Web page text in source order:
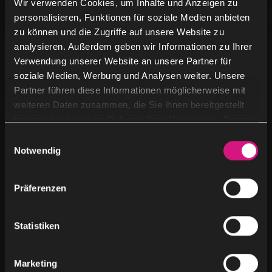
Wir verwenden Cookies, um Inhalte und Anzeigen zu
personalisieren, Funktionen für soziale Medien anbieten
zu können und die Zugriffe auf unsere Website zu
analysieren. Außerdem geben wir Informationen zu Ihrer
Verwendung unserer Website an unsere Partner für
soziale Medien, Werbung und Analysen weiter. Unsere
Partner führen diese Informationen möglicherweise mit
weiteren Daten zusammen, die Sie ihnen bereitgestellt
Notwendig
Präferenzen
Statistiken
Marketing
Afairi AG